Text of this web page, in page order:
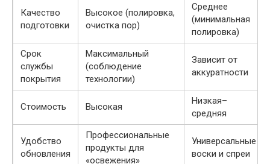
Качество
подготовки
Высокое (полировка,
очистка пор)
Среднее
(минимальная
полировка)
Срок
службы
покрытия
Максимальный
(соблюдение
технологии)
Зависит от
аккуратности
Стоимость Высокая
Низкая–
средняя
Удобство
обновления
Профессиональные
продукты для
«освежения»
Универсальные
воски и спреи